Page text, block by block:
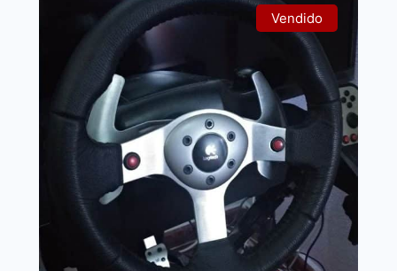
Vendido